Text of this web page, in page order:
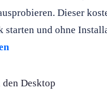
Dieser
und ohne
Desktop